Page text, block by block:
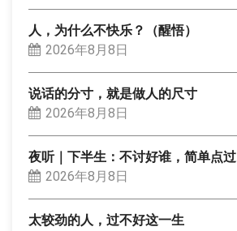
人，为什么不快乐？（醒悟）
2026年8月8日
说话的分寸，就是做人的尺寸
2026年8月8日
夜听｜下半生：不讨好谁，简单点过
2026年8月8日
太较劲的人，过不好这一生